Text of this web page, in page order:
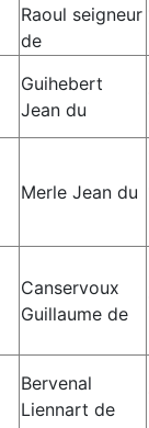
Raoul seigneur
de
Guihebert
Jean du
Merle Jean du
Canservoux
Guillaume de
Bervenal
Liennart de